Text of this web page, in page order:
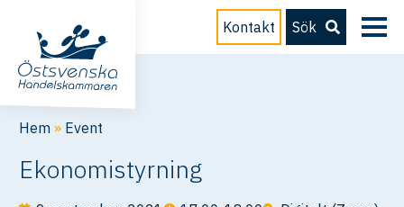
Kontakt Sök
Hem » Event
Ekonomistyrning